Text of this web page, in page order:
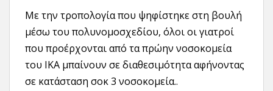
Με την τροπολογία που ψηφίστηκε στη βουλή
μέσω του πολυνομοσχεδίου, όλοι οι γιατροί
που προέρχονται από τα πρώην νοσοκομεία
του ΙΚΑ μπαίνουν σε διαθεσιμότητα αφήνοντας
σε κατάσταση σοκ 3 νοσοκομεία..